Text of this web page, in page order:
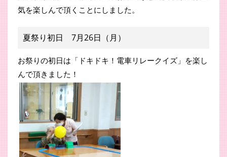
気を楽しんで頂くことにしました。
夏祭り初日 7月26日（月）
お祭りの初日は「ドキドキ！電車リレークイズ」を楽し
んで頂きました！